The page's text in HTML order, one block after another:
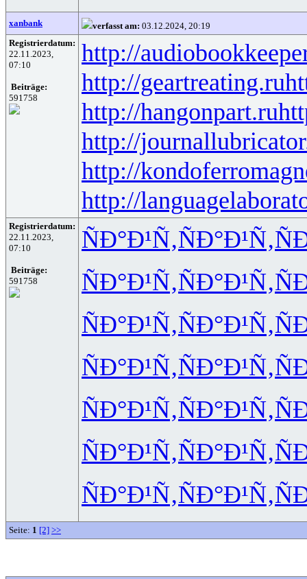
xanbank verfasst am: 03.12.2024, 20:19
Registrierdatum:
22.11.2023,
07:10
Beiträge:
591758
http://
http://geartreating.ru
http://hangonpart.ru
http://
http://
http://
Registrierdatum:
22.11.2023,
07:10
Beiträge:
591758
ÑÐ°Ð¹Ñ‚ÑÐ°Ð¹Ñ‚
ÑÐ°Ð¹Ñ‚ÑÐ°Ð¹Ñ‚
ÑÐ°Ð¹Ñ‚ÑÐ°Ð¹Ñ‚
ÑÐ°Ð¹Ñ‚ÑÐ°Ð¹Ñ‚
ÑÐ°Ð¹Ñ‚ÑÐ°Ð¹Ñ‚
ÑÐ°Ð¹Ñ‚ÑÐ°Ð¹Ñ‚
ÑÐ°Ð¹Ñ‚ÑÐ°Ð¹Ñ‚
Seite: 1 [2] >>